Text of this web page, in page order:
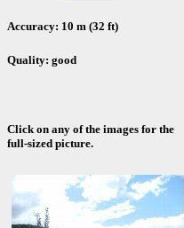
Accuracy: 10 m (32 ft)
Quality: good
Click on any of the images for the
full-sized picture.